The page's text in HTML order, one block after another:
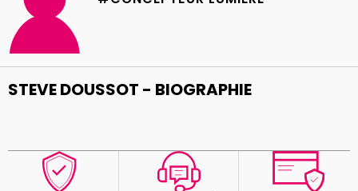
STEVE DOUSSOT - BIOGRAPHIE